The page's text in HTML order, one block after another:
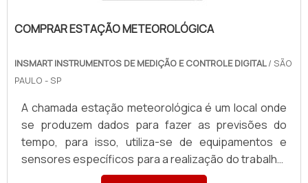
COMPRAR ESTAÇÃO METEOROLÓGICA
INSMART INSTRUMENTOS DE MEDIÇÃO E CONTROLE DIGITAL/ SÃO
PAULO - SP
A chamada estação meteorológica é um local onde
se produzem dados para fazer as previsões do
tempo, para isso, utiliza-se de equipamentos e
sensores específicos para a realização do trabalho.
Esses equipamentos são muito utilizados no setor